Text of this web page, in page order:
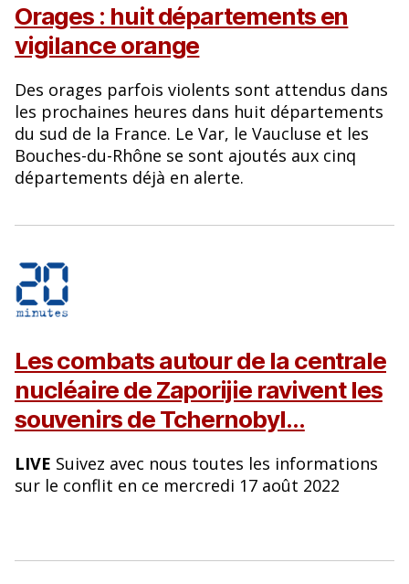
Orages : huit départements en
vigilance orange
Des orages parfois violents sont attendus dans
les prochaines heures dans huit départements
du sud de la France. Le Var, le Vaucluse et les
Bouches-du-Rhône se sont ajoutés aux cinq
départements déjà en alerte.
Les combats autour de la centrale
nucléaire de Zaporijie ravivent les
souvenirs de Tchernobyl…
LIVE Suivez avec nous toutes les informations
sur le conflit en ce mercredi 17 août 2022